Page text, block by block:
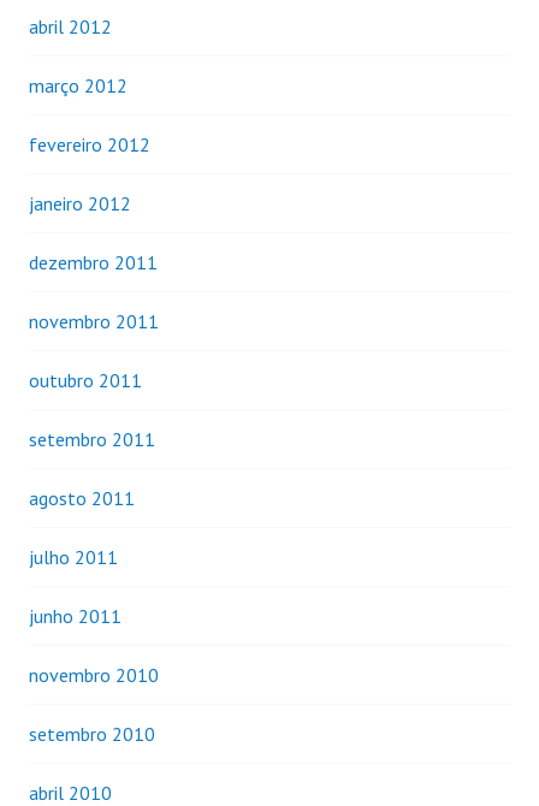
abril 2012
março 2012
fevereiro 2012
janeiro 2012
dezembro 2011
novembro 2011
outubro 2011
setembro 2011
agosto 2011
julho 2011
junho 2011
novembro 2010
setembro 2010
abril 2010